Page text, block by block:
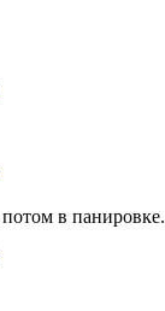
в панировке.